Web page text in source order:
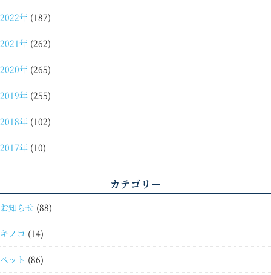
2022年 (187)
2021年 (262)
2020年 (265)
2019年 (255)
2018年 (102)
2017年 (10)
カテゴリー
お知らせ (88)
キノコ (14)
ペット (86)